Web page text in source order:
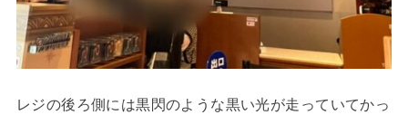
レジの後ろ側には黒閃のような黒い光が走っていてかっ